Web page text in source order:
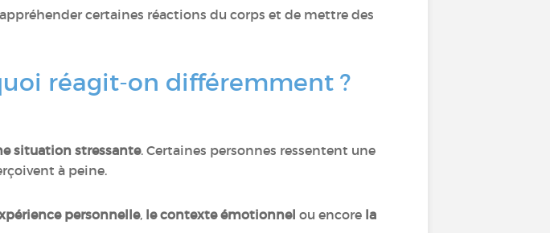
certaines réactions du corps et de mettre des
réagit-on différemment ?
situation stressante. Certaines personnes ressentent une
à peine.
personnelle, le contexte émotionnel ou encore la